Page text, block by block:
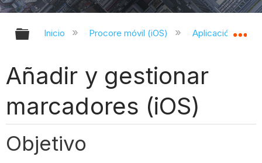
Expandir/contraer jerarquía global
Inicio Procore móvil (iOS) Aplicación
Añadir y gestionar
marcadores (iOS)
Objetivo